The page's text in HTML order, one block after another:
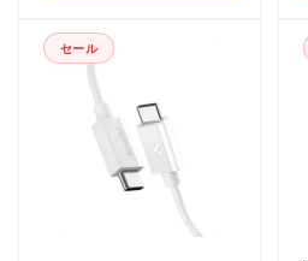
セール